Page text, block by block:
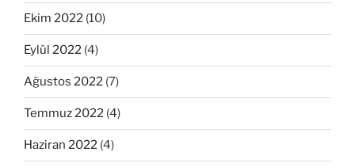
Ekim 2022 (10)
Eylül 2022 (4)
Ağustos 2022 (7)
Temmuz 2022 (4)
Haziran 2022 (4)